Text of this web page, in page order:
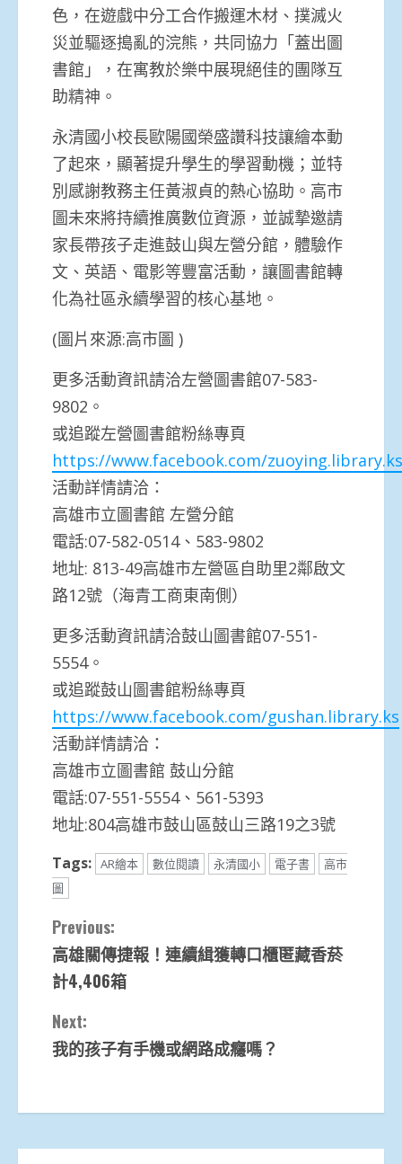
色，在遊戲中分工合作搬運木材、撲滅火
災並驅逐搗亂的浣熊，共同協力「蓋出圖
書館」，在寓教於樂中展現絕佳的團隊互
助精神。
永清國小校長歐陽國榮盛讚科技讓繪本動
了起來，顯著提升學生的學習動機；並特
別感謝教務主任黃淑貞的熱心協助。高市
圖未來將持續推廣數位資源，並誠摯邀請
家長帶孩子走進鼓山與左營分館，體驗作
文、英語、電影等豐富活動，讓圖書館轉
化為社區永續學習的核心基地。
(圖片來源:高市圖 )
更多活動資訊請洽左營圖書館07-583-
9802。
或追蹤左營圖書館粉絲專頁
https://www.facebook.com/zuoying.library.ks
活動詳情請洽：
高雄市立圖書館 左營分館
電話:07-582-0514、583-9802
地址: 813-49高雄市左營區自助里2鄰啟文
路12號（海青工商東南側）
更多活動資訊請洽鼓山圖書館07-551-
5554。
或追蹤鼓山圖書館粉絲專頁
https://www.facebook.com/gushan.library.ks
活動詳情請洽：
高雄市立圖書館 鼓山分館
電話:07-551-5554、561-5393
地址:804高雄市鼓山區鼓山三路19之3號
Tags: AR繪本 數位閱讀 永清國小 電子書
高市
圖
Continue
Reading
Previous:
高雄關傳捷報！連續緝獲轉口櫃匿藏香菸
計4,406箱
Next:
我的孩子有手機或網路成癮嗎？